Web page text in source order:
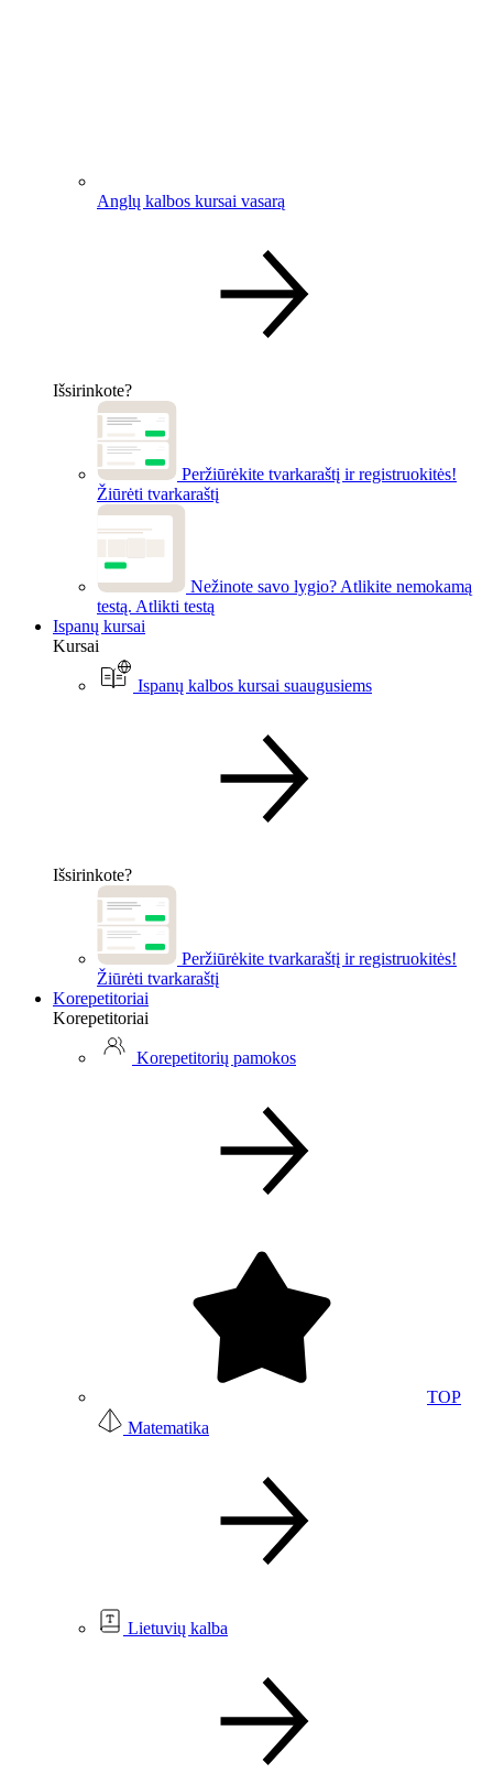
Anglų kalbos kursai vasarą
Išsirinkote?
Peržiūrėkite tvarkaraštį ir registruokitės!
Žiūrėti tvarkaraštį
Nežinote savo lygio? Atlikite nemokamą
testą. Atlikti testą
Ispanų kursai
Kursai
Ispanų kalbos kursai suaugusiems
Išsirinkote?
Peržiūrėkite tvarkaraštį ir registruokitės!
Žiūrėti tvarkaraštį
Korepetitoriai
Korepetitoriai
Korepetitorių pamokos
TOP
Matematika
Lietuvių kalba